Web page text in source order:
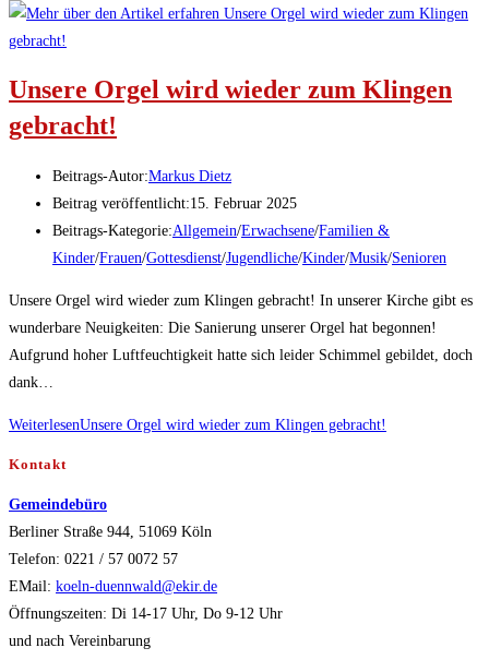
Unsere Orgel wird wieder zum Klingen
gebracht!
Beitrags-Autor:Markus Dietz
Beitrag veröffentlicht:15. Februar 2025
Beitrags-Kategorie:Allgemein/Erwachsene/Familien &
Kinder/Frauen/Gottesdienst/Jugendliche/Kinder/Musik/Senioren
Unsere Orgel wird wieder zum Klingen gebracht! In unserer Kirche gibt es
wunderbare Neuigkeiten: Die Sanierung unserer Orgel hat begonnen!
Aufgrund hoher Luftfeuchtigkeit hatte sich leider Schimmel gebildet, doch
dank…
WeiterlesenUnsere Orgel wird wieder zum Klingen gebracht!
Kontakt
Gemeindebüro
Berliner Straße 944, 51069 Köln
Telefon: 0221 / 57 0072 57
EMail: koeln-duennwald@ekir.de
Öffnungszeiten: Di 14-17 Uhr, Do 9-12 Uhr
und nach Vereinbarung